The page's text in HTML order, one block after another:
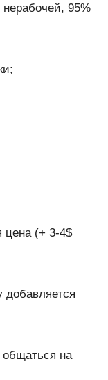
нерабочей, 95%
цена (+ 3-4$
добавляется
на